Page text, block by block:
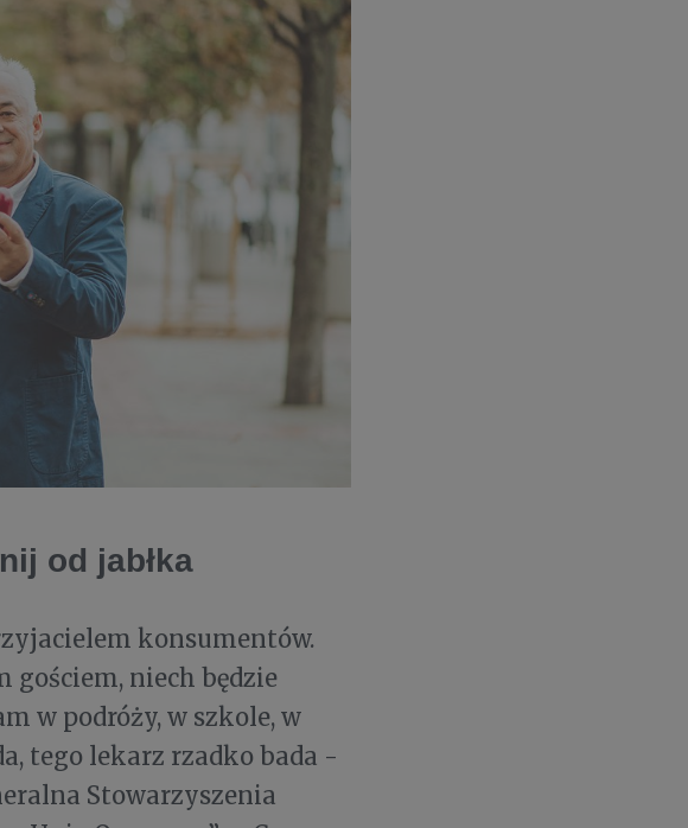
od jabłka
konsumentów.
gościem, niech będzie
w podróży, w szkole, w
tego lekarz rzadko bada -
Stowarzyszenia